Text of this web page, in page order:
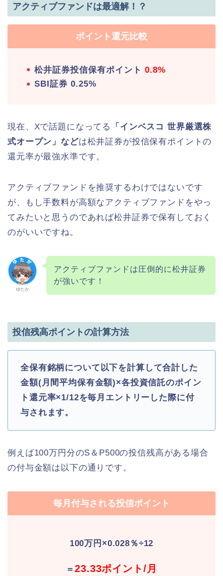
アクティブファンドは最適解！？
ポイント還元比較
松井証券投信保有ポイント 0.8%
SBI証券 0.25%
現在、Xで話題になってる 「 インベスコ 世界厳選株
式オープン」などは松井証券が投信保有ポイントの
還元率が最強水準です。
アクティブファンドを推奨するわけではないです
が、もし手数料が高額なアクティブファンドをやっ
てみたいと思うのであれば松井証券で保有しておく
のがいいですね。
ゆたか
アクティブファンドは圧倒的に松井証券
が強いです！
投信残高ポイントの計算方法
全保有銘柄について以下を計算して合計した
金額(月間平均保有金額)×各投資信託のポイン
ト還元率×1/12を毎月エントリーした際に付
与されます。
例えば100万円分のS＆P500の投信残高がある場合
の付与金額は以下の通りです。
毎月付与される投信ポイント
100万円×0.028％÷12
＝23.33ポイント/月